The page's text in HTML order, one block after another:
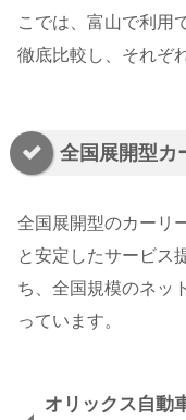
こでは、富山で利用
徹底比較し、それぞ
全国展開型カ
全国展開型のカーリ
と安定したサービス
ち、全国規模のネッ
っています。
オリックス自動